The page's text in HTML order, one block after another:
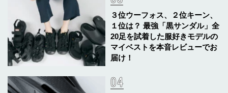
３位ウーフォス、２位キーン、
１位は？ 最強「黒サンダル」全
20足を試着した服好きモデルの
マイベストを本音レビューでお
届け！